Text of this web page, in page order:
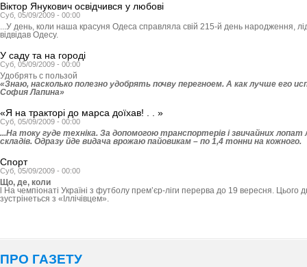
Віктор Янукович освідчився у любові
Суб, 05/09/2009 - 00:00
...У день, коли наша красуня Одеса справляла свій 215-й день народження,
відвідав Одесу.
У саду та на городі
Суб, 05/09/2009 - 00:00
Удобрять с пользой
«Знаю, насколько полезно удобрять почву перегноем. А как лучше его
София Лапина»
«Я на тракторі до марса доїхав! . . »
Суб, 05/09/2009 - 00:00
...На току гуде техніка. За допомогою транспортерів і звичайних
складів. Одразу йде видача врожаю пайовикам – по 1,4 тонни на кожного.
Спорт
Суб, 05/09/2009 - 00:00
Що, де, коли
l На чемпіонаті Україні з футболу прем’єр-ліги перерва до 19 вересня.
зустрінеться з «Іллічівцем».
ПРО ГАЗЕТУ